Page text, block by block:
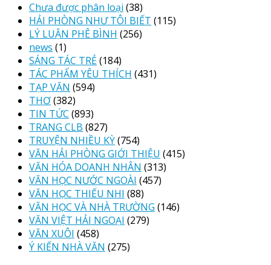
Chưa được phân loại (38)
HẢI PHÒNG NHƯ TÔI BIẾT (115)
LÝ LUẬN PHÊ BÌNH (256)
news (1)
SÁNG TÁC TRẺ (184)
TÁC PHẨM YÊU THÍCH (431)
TẠP VĂN (594)
THƠ(382)
TIN TỨC (893)
TRANG CLB (827)
TRUYỆN NHIỀU KỲ(754)
VĂN HẢI PHÒNG GIỚI THIỆU (415)
VĂN HÓA DOANH NHÂN (313)
VĂN HỌC NƯỚC NGOÀI (457)
VĂN HỌC THIẾU NHI (88)
VĂN HỌC VÀ NHÀ TRƯỜNG (146)
VĂN VIỆT HẢI NGOẠI (279)
VĂN XUÔI (458)
Ý KIẾN NHÀ VĂN (275)